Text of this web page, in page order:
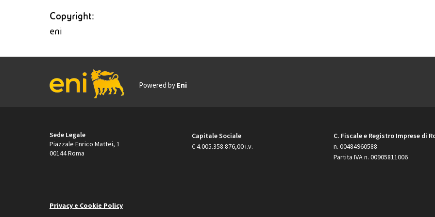
Copyright:
eni
Powered by Eni
Sede Legale
Piazzale Enrico Mattei, 1
00144 Roma
Capitale Sociale
€ 4.005.358.876,00 i.v.
C. Fiscale e Registro Imprese di
n. 00484960588
Partita IVA n. 00905811006
Privacy e Cookie Policy